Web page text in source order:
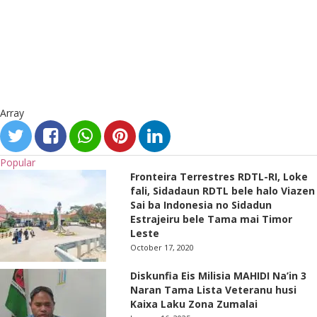
Array
Popular
Fronteira Terrestres RDTL-RI, Loke
fali, Sidadaun RDTL bele halo Viazen
Sai ba Indonesia no Sidadun
Estrajeiru bele Tama mai Timor
Leste
October 17, 2020
Diskunfia Eis Milisia MAHIDI Na’in 3
Naran Tama Lista Veteranu husi
Kaixa Laku Zona Zumalai